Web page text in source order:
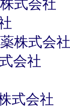
式会社
株式会社
会社
式会社